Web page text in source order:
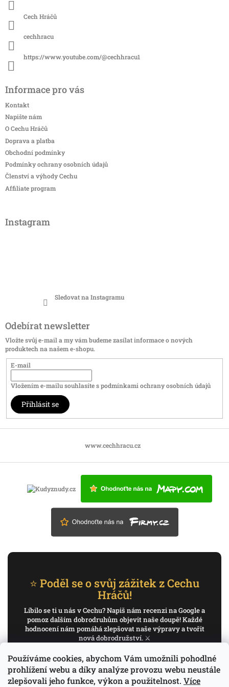
Používáme cookies, abychom Vám umožnili pohodlné
prohlížení webu a díky analýze provozu webu neustále
zlepšovali jeho funkce, výkon a použitelnost. Více
Cech Hráčů
cechhracu
https://www.youtube.com/@cechhracu1
Informace pro vás
Kontakt
Napište nám
O Cechu Hráčů
Doprava a platba
Obchodní podmínky
Podmínky ochrany osobních údajů
Členství a výhody Cechu
Affiliate program
Instagram
Sledovat na Instagramu
Odebírat newsletter
Vložte svůj e-mail a my vám budeme zasílat informace o nových
produktech na našem e-shopu.
E-mail
Vložením e-mailu souhlasíte spodmínkami ochrany osobních údajů
Přihlásit se
www.cechhracu.cz
⭐ Poděl se o svůj zážitek z Cechu
Hráčů!
Líbilo se ti u nás v Cechu? Napiš nám recenzi na Google a
pomoz dalším dobrodruhům objevit naše doupě! Každé
hodnocení nám pomáhá zlepšovat naše výpravy a tvořit
nová dobrodružství. ⚔️
✍️ Napiš recenzi na Google